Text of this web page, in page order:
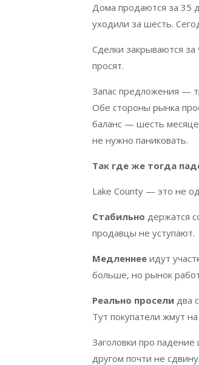
Дома продаются за 35
уходили за шесть.
Сделки закрываются
просят.
Запас предложения —
Обе стороны рынка
баланс — шесть
не нужно паниковать.
Так где же тогда
Lake County — это не
Стабильно держатся
продавцы не уступают.
Медленнее идут
больше, но рынок
Реально просели два
Тут покупатели жмут
Заголовки про падение
другом почти не